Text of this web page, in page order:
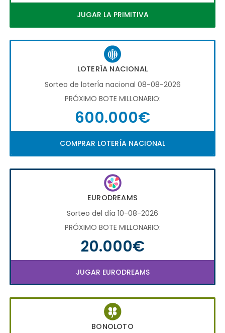
JUGAR LA PRIMITIVA
LOTERÍA NACIONAL
Sorteo de loterÍa nacional 08-08-2026
PRÓXIMO BOTE MILLONARIO:
600.000€
COMPRAR LOTERÍA NACIONAL
EURODREAMS
Sorteo del día 10-08-2026
PRÓXIMO BOTE MILLONARIO:
20.000€
JUGAR EURODREAMS
BONOLOTO